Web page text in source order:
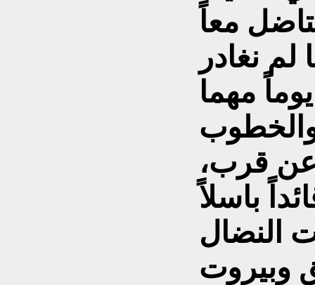
معاً
لم نغادر
مهما
عن قرب،
قائداً باسلاً
النضال
وبيروت